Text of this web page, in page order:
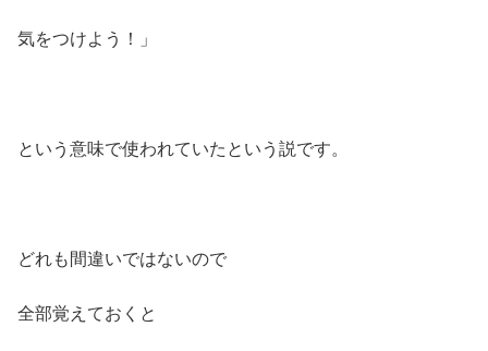
気をつけよう！」
という意味で使われていたという説です。
どれも間違いではないので
全部覚えておくと